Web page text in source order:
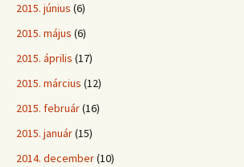
2015. június (6)
2015. május (6)
2015. április (17)
2015. március (12)
2015. február(16)
2015. január(15)
2014. december(10)